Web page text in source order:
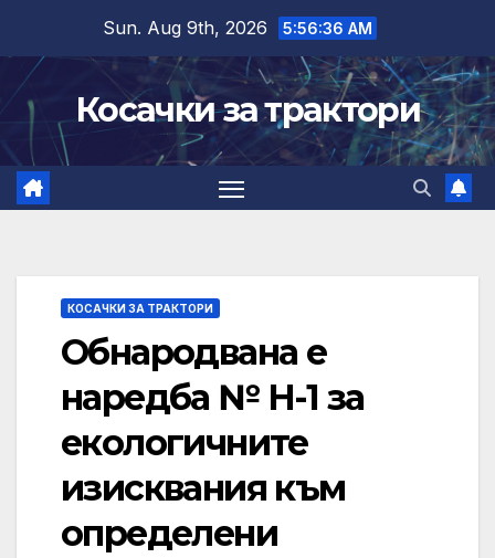
content
Sun. Aug 9th, 2026 5:56:37 AM
Косачки за трактори
КОСАЧКИ ЗА ТРАКТОРИ
Обнародвана е
наредба № Н-1 за
екологичните
изисквания към
определени